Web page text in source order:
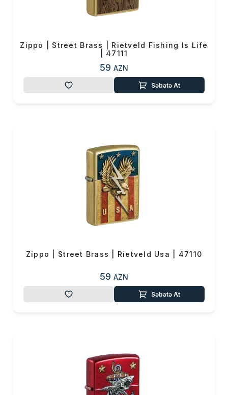
Zippo | Street Brass | Rietveld Fishing Is Life
| 47111
59 AZN
Səbətə At
Zippo | Street Brass | Rietveld Usa | 47110
59 AZN
Səbətə At
(0)
Yekun məbləğ 0 ₼
Alış-verişə davam et
OK